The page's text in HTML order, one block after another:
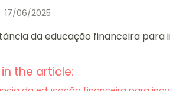
17/06/2025
the article: